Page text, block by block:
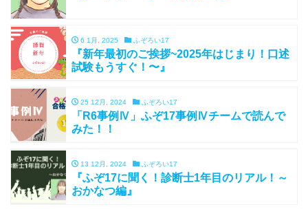
6 1月, 2025 ふぞろい17
『新年最初のご挨拶~2025年はじまり！口述
試験もうすぐ！〜』
25 12月, 2024 ふぞろい17
「R6事例Ⅳ」ふぞ17事例Ⅳチームで読んで
みた！！
13 12月, 2024 ふぞろい17
『ふぞ17に聞く！診断士1年目のリアル！～
おかなつ編』